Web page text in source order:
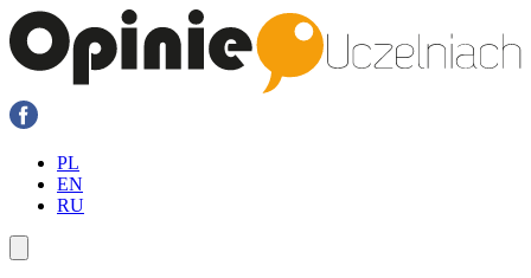
PL
EN
RU